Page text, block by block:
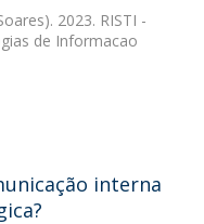
2023. RISTI -
de Informacao
interna